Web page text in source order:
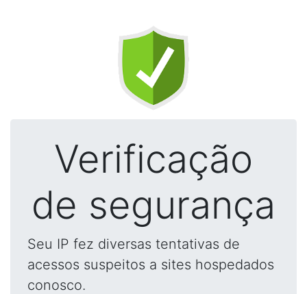
Verificação
de segurança
Seu IP fez diversas tentativas de
acessos suspeitos a sites hospedados
conosco.